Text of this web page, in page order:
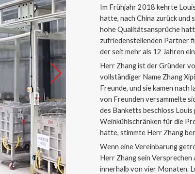
Im Frühjahr 2018 kehrte
hatte, nach China zurück und
hohe Qualitätsansprüche
zufriedenstellenden Partner
der seit mehr als 12 Jahren
Herr Zhang ist der Gründer
vollständiger Name Zhang
Freunde, und sie kamen nach
von Freunden versammelte
des Banketts beschloss
Weinkühlschränken für die
hatte, stimmte Herr Zhang
Wenn eine Vereinbarung
Herr Zhang sein
innerhalb von vier Monaten.